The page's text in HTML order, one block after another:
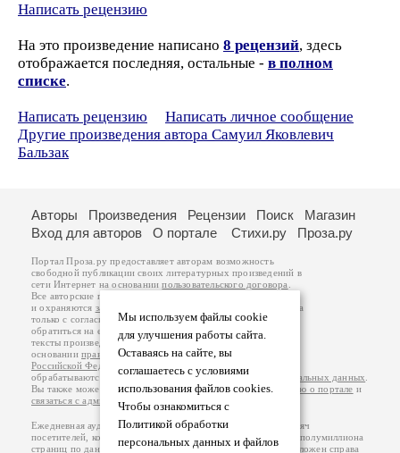
Написать рецензию
На это произведение написано 8 рецензий, здесь
отображается последняя, остальные - в полном
списке.
Написать рецензию
Написать личное сообщение
Другие произведения автора Самуил Яковлевич
Бальзак
Мы используем файлы cookie
для улучшения работы сайта.
Оставаясь на сайте, вы
соглашаетесь с условиями
использования файлов cookies.
Чтобы ознакомиться с
Политикой обработки
персональных данных и файлов
Авторы Произведения Рецензии Поиск
Магазин
Вход для авторов
О портале Стихи.ру Проза.ру
Портал Проза.ру предоставляет авторам возможность
свободной публикации своих литературных произведений в
сети Интернет на основаниипользовательского договора
Все авторские права на произведения принадлежат авторам
и охраняются законом
. Перепечатка произведений возможна
только с согласия его автора, к которому вы можете
обратиться на его авторской странице. Ответственность за
тексты произведений авторы несут самостоятельно на
основанииправил публикацииизаконодательства
Российской Федерации
обрабатываются на основанииПолитики обработки персональных данных
Вы также можете посмотреть более подробнуюинформацию о портале и
связаться с администрацией
Ежедневная аудитория портала Проза.ру – порядка 100 тысяч
посетителей, которые в общей сумме просматривают более полумиллиона
страниц по данным счетчика посещаемости, который расположен справа